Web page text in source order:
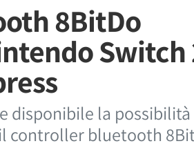
8BitDo
Switch
disponibile la
controller bluetooth